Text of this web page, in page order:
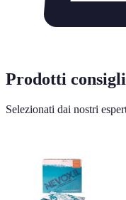
Prodotti
Selezionati dai nostri